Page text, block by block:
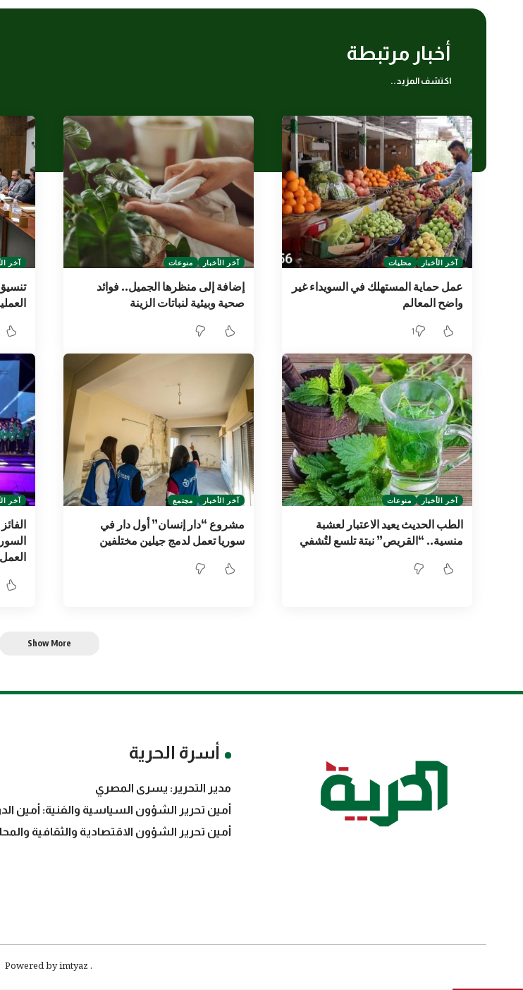
أخبار مرتبطة
اكتشف المزيد..
آخر الأخبار محليات
عمل حماية المستهلك في السويداء غير
واضح المعالم
1
آخر الأخبار منوعات
إضافة إلى منظرها الجميل.. فوائد
صحية وبيئية لنباتات الزينة
آخر
آخر الأخبار منوعات
الطب الحديث يعيد الاعتبار لعشبة
منسية.. “القريص” نبتة تلسع لتُشفي
آخر الأخبار مجتمع
مشروع “دار إنسان” أول دار في
سوريا تعمل لدمج جيلين مختلفين
آخر
Show More
أسرة الحرية
مدير التحرير: يسرى المصري
أمين تحرير الشؤون السياسية والفنية: أمين
أمين تحرير الشؤون الاقتصادية والثقافية
. Powered by imtyaz